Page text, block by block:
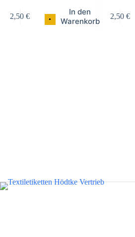
•
2,50€
In den
Warenkorb
2,50 €